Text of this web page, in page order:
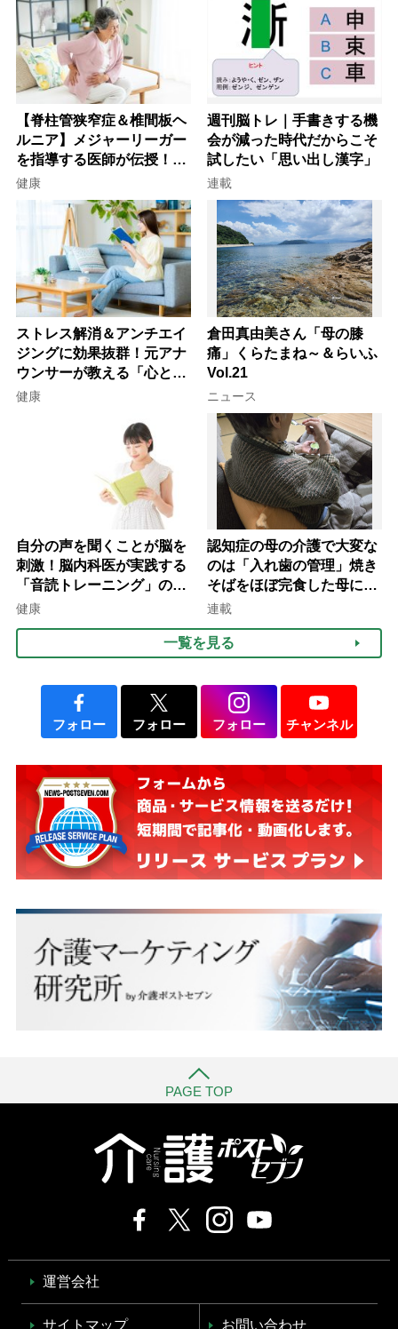
【脊柱管狭窄症＆椎間板ヘ
ルニア】メジャーリーガー
を指導する医師が伝授！腰
痛を自力で治す運動療法4
健康
週刊脳トレ｜手書きする機
会が減った時代だからこそ
試したい「思い出し漢字」
連載
ストレス解消＆アンチエイ
ジングに効果抜群！元アナ
ウンサーが教える「心と体
を元気にする音読の習慣」
健康
倉田真由美さん「母の膝
痛」くらたまね～＆らいふ
Vol.21
ニュース
自分の声を聞くことが脳を
刺激！脳内科医が実践する
「音読トレーニング」の極
意
健康
認知症の母の介護で大変な
のは「入れ歯の管理」焼き
そばをほぼ完食した母に息
子が血の気が引いた理由
連載
一覧を見る
フォロー フォロー フォロー チャンネル
PAGE TOP
運営会社
サイトマップ お問い合わせ